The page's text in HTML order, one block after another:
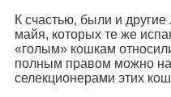
К счастью, были и
майя, которых те же
«голым» кошкам
полным правом можно
селекционерами этих